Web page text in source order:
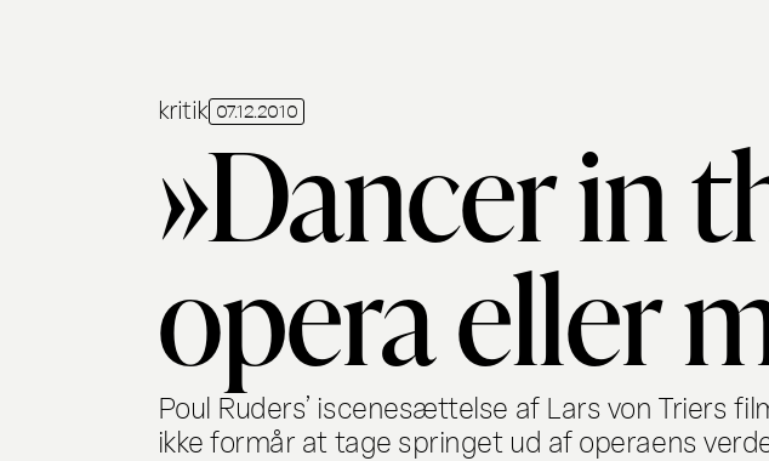
kritik 07.12.2010
»Dancer in
opera eller
Poul Ruders’ iscenesættelse af Lars von Triers
ikke formår at tage springet ud af operaens